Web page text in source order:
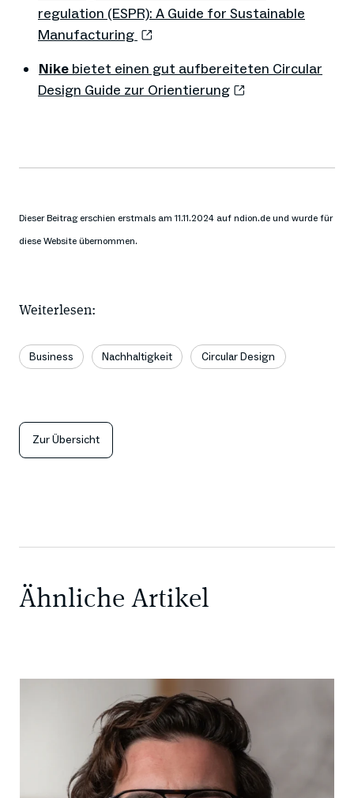
regulation (ESPR): A Guide for Sustainable
Manufacturing
Nike bietet einen gut aufbereiteten Circular
Design Guide zur Orientierung
Dieser Beitrag erschien erstmals am 11.11.2024 auf ndion.de und wurde für
diese Website übernommen.
Weiterlesen:
Business Nachhaltigkeit Circular Design
Zur Übersicht
Ähnliche Artikel